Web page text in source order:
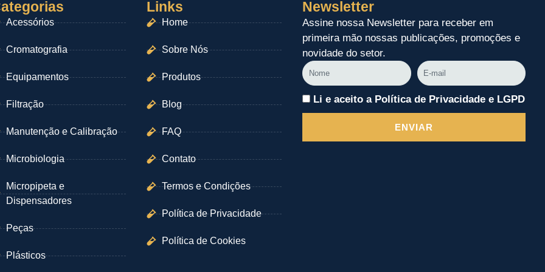
Acessórios
Cromatografia
Equipamentos
Filtração
Manutenção e Calibração
Microbiologia
Micropipeta e
Dispensadores
Peças
Plásticos
Links
Home
Sobre Nós
Produtos
Blog
FAQ
Contato
Termos e Condições
Política de Privacidade
Política de Cookies
Newsletter
Assine nossa Newsletter para receber em
primeira mão nossas publicações, promoções e
novidade do setor.
Nome
E-
mail
Li e aceito a Política de Privacidade e LGPD
ENVIAR